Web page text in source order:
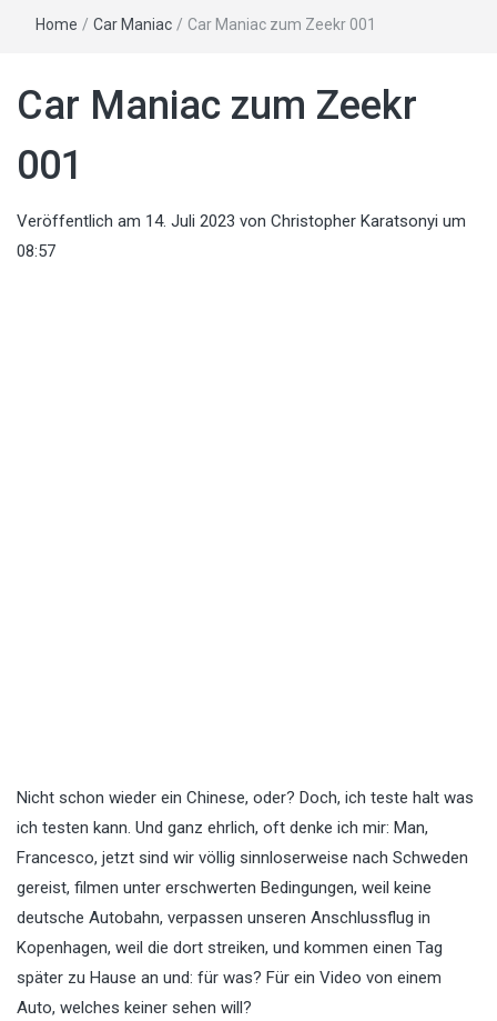
Home / Car Maniac / Car Maniac zum Zeekr 001
Car Maniac zum Zeekr
001
Veröffentlich am 14. Juli 2023 von Christopher Karatsonyi um
08:57
Nicht schon wieder ein Chinese, oder? Doch, ich teste halt was
ich testen kann. Und ganz ehrlich, oft denke ich mir: Man,
Francesco, jetzt sind wir völlig sinnloserweise nach Schweden
gereist, filmen unter erschwerten Bedingungen, weil keine
deutsche Autobahn, verpassen unseren Anschlussflug in
Kopenhagen, weil die dort streiken, und kommen einen Tag
später zu Hause an und: für was? Für ein Video von einem
Auto, welches keiner sehen will?